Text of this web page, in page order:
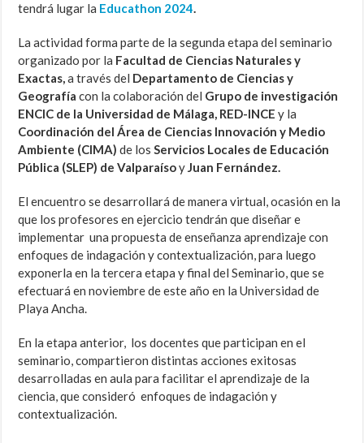
tendrá lugar la Educathon 2024.
La actividad forma parte de la segunda etapa del seminario
organizado por la Facultad de Ciencias Naturales y
Exactas,a través del Departamento de Ciencias y
Geografíacon la colaboración del Grupo de investigación
ENCIC de la Universidad de Málaga, RED-INCEy la
Coordinación del Área de Ciencias Innovación y Medio
Ambiente (CIMA)de los Servicios Locales de Educación
Pública (SLEP) de ValparaísoyJuan Fernández.
El encuentro se desarrollará de manera virtual, ocasión en la
que los profesores en ejercicio tendrán que diseñar e
implementar una propuesta de enseñanza aprendizaje con
enfoques de indagación y contextualización, para luego
exponerla en la tercera etapa y final del Seminario, que se
efectuará en noviembre de este año en la Universidad de
Playa Ancha.
En la etapa anterior, los docentes que participan en el
seminario, compartieron distintas acciones exitosas
desarrolladas en aula para facilitar el aprendizaje de la
ciencia, que consideró enfoques de indagación y
contextualización.